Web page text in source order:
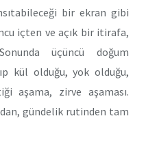
bir ekran gibi
içten ve açık bir itirafa,
üçüncü doğum
kül olduğu, yok olduğu,
aşama, zirve aşaması.
gündelik rutinden tam